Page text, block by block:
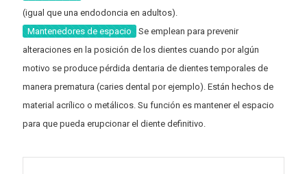
(igual que una endodoncia en adultos).
Mantenedores de espacio
Se emplean para prevenir
alteraciones en la posición de los dientes cuando por algún
motivo se produce pérdida dentaria de dientes temporales de
manera prematura (caries dental por ejemplo). Están hechos de
material acrílico o metálicos. Su función es mantener el espacio
para que pueda erupcionar el diente definitivo.